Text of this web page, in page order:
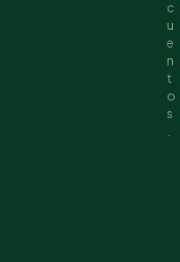
c
u
e
n
t
o
s